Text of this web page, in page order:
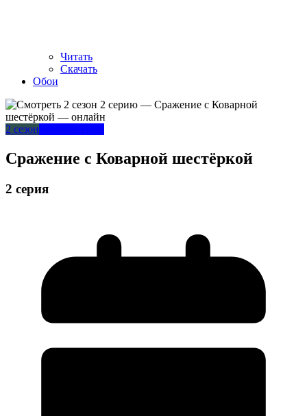
Читать
Скачать
Обои
2 сезон
Сражение с Коварной шестёркой
2 серия